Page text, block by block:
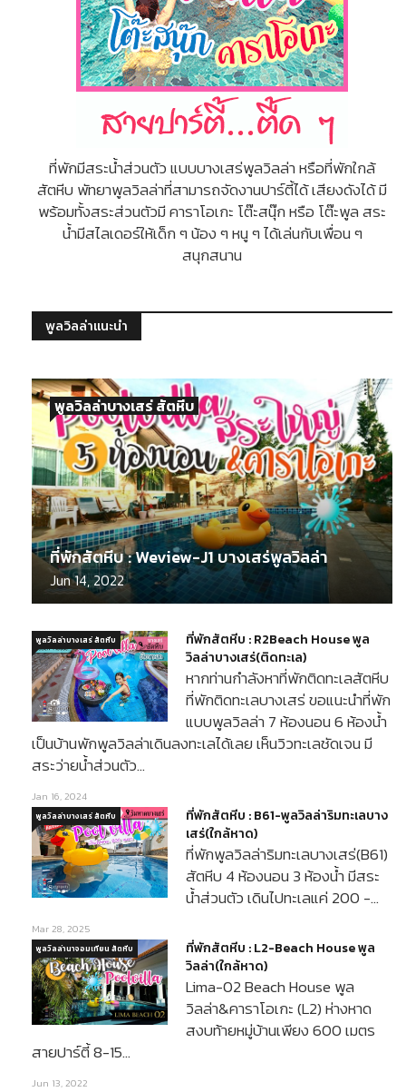
ที่พักมีสระน้ำส่วนตัว แบบบางเสร่พูลวิลล่า หรือที่พักใกล้
สัตหีบ พัทยาพูลวิลล่าที่สามารถจัดงานปาร์ตี้ได้ เสียงดังได้ มี
พร้อมทั้งสระส่วนตัวมี คาราโอเกะ โต๊ะสนุ๊ก หรือ โต๊ะพูล สระ
น้ำมีสไลเดอร์ให้เด็ก ๆ น้อง ๆ หนู ๆ ได้เล่นกับเพื่อน ๆ
สนุกสนาน
พูลวิลล่าแนะนำ
ที่พักสัตหีบ : Weview-J1 บางเสร่พูลวิลล่า
Jun 14, 2022
พูลวิลล่าบางเสร่ สัตหีบ
ที่พักสัตหีบ : R2Beach House พูล
วิลล่าบางเสร่(ติดทะเล)
หากท่านกำลังหาที่พักติดทะเลสัตหีบ
ที่พักติดทะเลบางเสร่ ขอแนะนำที่พัก
แบบพูลวิลล่า 7 ห้องนอน 6 ห้องน้ำ
เป็นบ้านพักพูลวิลล่าเดินลงทะเลได้เลย เห็นวิวทะเลชัดเจน มี
สระว่ายน้ำส่วนตัว…
พูลวิลล่าบางเสร่ สัตหีบ
Jan 16, 2024
ที่พักสัตหีบ : B61-พูลวิลล่าริมทะเลบาง
เสร่(ใกล้หาด)
ที่พักพูลวิลล่าริมทะเลบางเสร่(B61)
สัตหีบ 4 ห้องนอน 3 ห้องน้ำ มีสระ
น้ำส่วนตัว เดินไปทะเลแค่ 200 -…
พูลวิลล่าบางเสร่ สัตหีบ
Mar 28, 2025
ที่พักสัตหีบ : L2-Beach House พูล
วิลล่า(ใกล้หาด)
Lima-02 Beach House พูล
วิลล่า&คาราโอเกะ (L2) ห่างหาด
สงบท้ายหมู่บ้านเพียง 600 เมตร
สายปาร์ตี้ 8-15…
พูลวิลล่านาจอมเทียน สัตหีบ
Jun 13, 2022